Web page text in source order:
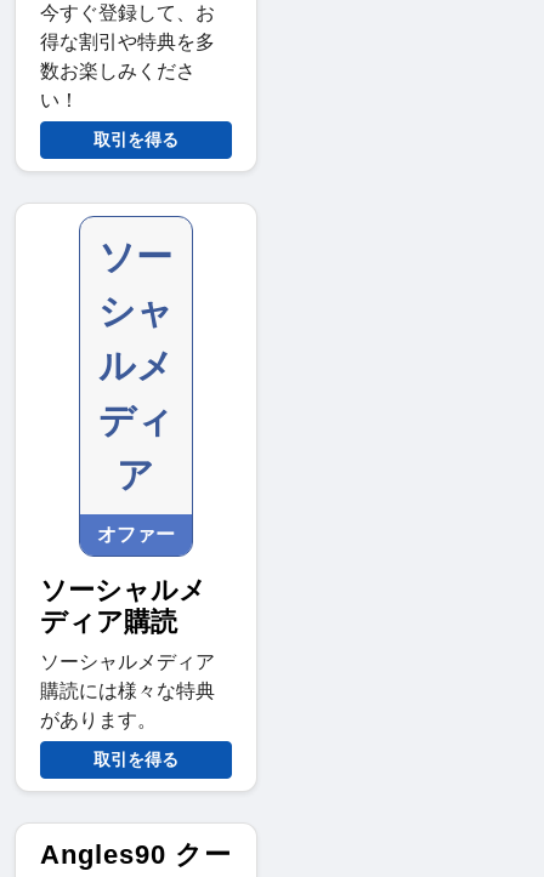
今すぐ登録して、お
得な割引や特典を多
数お楽しみくださ
い！
取引を得る
ソー
シャ
ルメ
ディ
ア
オファー
ソーシャルメ
ディア購読
ソーシャルメディア
購読には様々な特典
があります。
取引を得る
Angles90 クー